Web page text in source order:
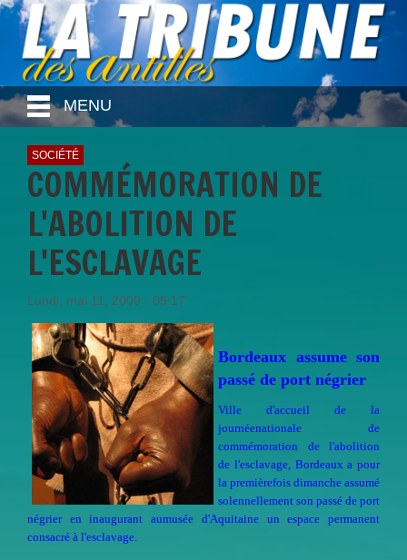
MENU
SOCIÉTÉ
COMMÉMORATION DE
L'ABOLITION DE
L'ESCLAVAGE
Lundi, mai 11, 2009 - 09:17
Bordeaux assume son
passé de port négrier
Ville d'accueil de la
journéenationale de
commémoration de l'abolition
de l'esclavage, Bordeaux a pour
la premièrefois dimanche assumé
solennellement son passé de port
négrier en inaugurant aumusée d'Aquitaine un espace permanent
consacré à l'esclavage.